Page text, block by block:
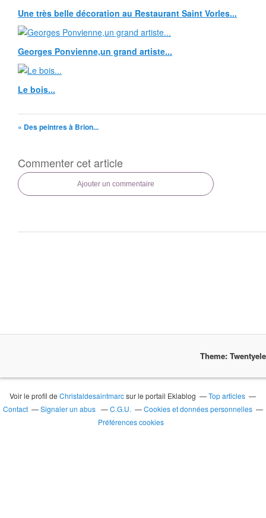
Une très belle décoration au Restaurant Saint Vorles...
Georges Ponvienne,un grand artiste...
Le bois...
« Des peintres à Brion...
Commenter cet article
Ajouter un commentaire
Theme:
Voir le profil deChristaldesaintmarcsur le portail Eklablog
Top articles
Contact
Signaler un abus C.G.U.
Cookies et données personnelles
Préférences cookies